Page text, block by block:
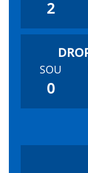
2
SOU
0